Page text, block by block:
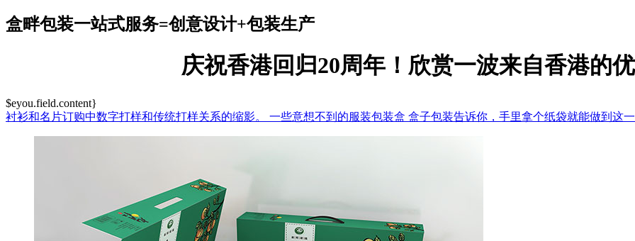
盒畔包装一站式服务=创意设计+包装生产
庆祝香港回归20周年！欣赏一波来自香港的
$eyou.field.content}
衬衫和名片订购中数字打样和传统打样关系的缩影。 一些意想不到的服装包装盒 盒子包装告诉你，手里拿个纸袋就能做到这